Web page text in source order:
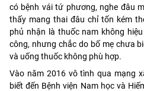
có bệnh vái tứ phương, nghe đâu
thấy mang thai đâu chỉ tốn kém
phủ nhận là thuốc nam không
công, nhưng chắc do bố mẹ chưa
và uống thuốc không phù hợp.
Vào năm 2016 vô tình qua mạng
biết đến Bệnh viện Nam học và